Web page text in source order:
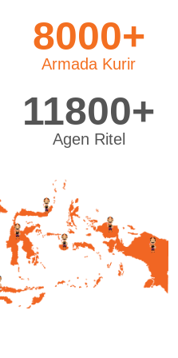
Barat 46214
Desa Nagrak, Kec. Cianjur,
Barat 43215
Kec. Cibinong, Kabupaten
16913
8000+
Armada Kurir
11800+
Agen Ritel